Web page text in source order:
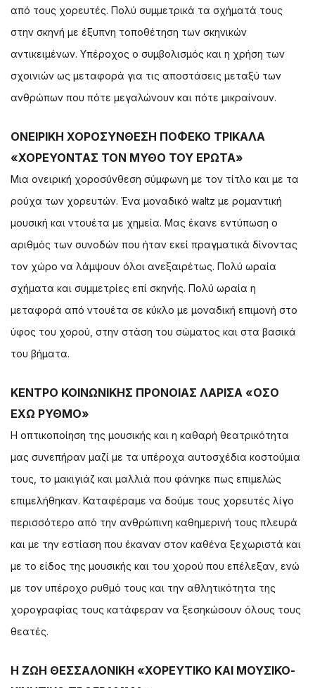
από τους χορευτές. Πολύ συμμετρικά τα σχήματά τους
στην σκηνή με έξυπνη τοποθέτηση των σκηνικών
αντικειμένων. Υπέροχος ο συμβολισμός και η χρήση των
σχοινιών ως μεταφορά για τις αποστάσεις μεταξύ των
ανθρώπων που πότε μεγαλώνουν και πότε μικραίνουν.
ΟΝΕΙΡΙΚΗ ΧΟΡΟΣΥΝΘΕΣΗ ΠΟΦΕΚΟ ΤΡΙΚΑΛΑ
«ΧΟΡΕΥΟΝΤΑΣ ΤΟΝ ΜΥΘΟ ΤΟΥ ΕΡΩΤΑ»
Μια ονειρική χοροσύνθεση σύμφωνη με τον τίτλο και με τα
ρούχα των χορευτών. Ένα μοναδικό waltz με ρομαντική
μουσική και ντουέτα με χημεία. Μας έκανε εντύπωση ο
αριθμός των συνοδών που ήταν εκεί πραγματικά δίνοντας
τον χώρο να λάμψουν όλοι ανεξαιρέτως. Πολύ ωραία
σχήματα και συμμετρίες επί σκηνής. Πολύ ωραία η
μεταφορά από ντουέτα σε κύκλο με μοναδική επιμονή στο
ύφος του χορού, στην στάση του σώματος και στα βασικά
του βήματα.
ΚΕΝΤΡΟ ΚΟΙΝΩΝΙΚΗΣ ΠΡΟΝΟΙΑΣ ΛΑΡΙΣΑ «ΟΣΟ
ΕΧΩ ΡΥΘΜΟ»
Η οπτικοποίηση της μουσικής και η καθαρή θεατρικότητα
μας συνεπήραν μαζί με τα υπέροχα αυτοσχέδια κοστούμια
τους, το μακιγιάζ και μαλλιά που φάνηκε πως επιμελώς
επιμελήθηκαν. Καταφέραμε να δούμε τους χορευτές λίγο
περισσότερο από την ανθρώπινη καθημερινή τους πλευρά
και με την εστίαση που έκαναν στον καθένα ξεχωριστά και
με το είδος της μουσικής και του χορού που επέλεξαν, ενώ
με τον υπέροχο ρυθμό τους και την αθλητικότητα της
χορογραφίας τους κατάφεραν να ξεσηκώσουν όλους τους
θεατές.
Η ΖΩΗ ΘΕΣΣΑΛΟΝΙΚΗ «ΧΟΡΕΥΤΙΚΟ ΚΑΙ ΜΟΥΣΙΚΟ-